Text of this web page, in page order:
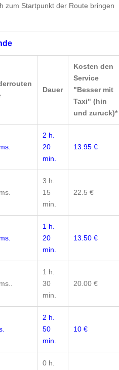
zum Startpunkt der Route bringen
Dauer
Kosten den
Service
"Besser mit
Taxi" (hin
und zuruck)*
2 h.
20
min.
13.95 €
3 h.
15
min.
22.5 €
1 h.
20
min.
13.50 €
1 h.
30
min.
20.00 €
2 h.
50
min.
10 €
0 h.